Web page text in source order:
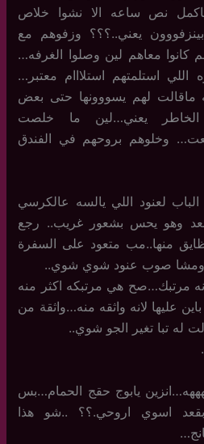
ماكمل نص ساعه الا نشوا خلاص
متى بينزفووون يعني..؟؟؟ وزفوهم مع
كانوا معاهم لين وصلوا الغرفه…
استلمتهم استلااام معتبر…
لهم يسووونها حتى بعض
يعني…لين ما خلصت
وخلوهم بروحهم في الفندق
لعنود اللي يالسه عالكرسي
بعد وهو يحس بشعور غريب.. رجع
منها..مب متعود على السفرة
ومشا صوب عنود شوي شوي..
مرتبك…صح هي مرتبكه اكثر منه
عليها لانه واثقه منه…واثقة من
له تبا تغير الجو شوي..
يابوج حقج الحمام…بس
اسوي اروحي.؟؟ ..شو هذا